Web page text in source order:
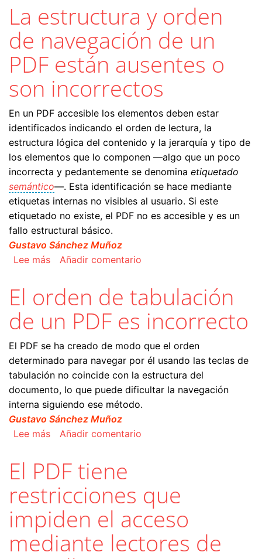
La estructura y orden
de navegación de un
PDF están ausentes o
son incorrectos
En un PDF accesible los elementos deben estar
identificados indicando el orden de lectura, la
estructura lógica del contenido y la jerarquía y tipo de
los elementos que lo componen —algo que un poco
incorrecta y pedantemente se denomina etiquetado
semántico—. Esta identificación se hace mediante
etiquetas internas no visibles al usuario. Si este
etiquetado no existe, el PDF no es accesible y es un
fallo estructural básico.
Gustavo Sánchez Muñoz
Lee mássobre La estructura y orden de navegación de
Añadir comentario
El orden de tabulación
de un PDF es incorrecto
El PDF se ha creado de modo que el orden
determinado para navegar por él usando las teclas de
tabulación no coincide con la estructura del
documento, lo que puede dificultar la navegación
interna siguiendo ese método.
Gustavo Sánchez Muñoz
Lee mássobre El orden de tabulación de un PDF es
Añadir comentario
El PDF tiene
restricciones que
impiden el acceso
mediante lectores de